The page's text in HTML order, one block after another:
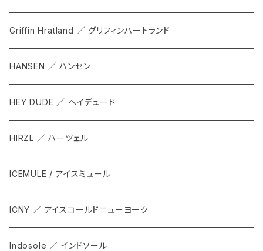
Griffin Hratland ／ グリフィンハートランド
HANSEN ／ ハンセン
HEY DUDE ／ ヘイデュード
HIRZL ／ ハーツェル
ICEMULE / アイスミュール
ICNY ／ アイスコールドニューヨーク
Indosole ／ インドソール